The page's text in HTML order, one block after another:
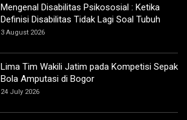
Mengenal Disabilitas Psikososial : Ketika
Definisi Disabilitas Tidak Lagi Soal Tubuh
3 August 2026
Lima Tim Wakili Jatim pada Kompetisi Sepak
Bola Amputasi di Bogor
24 July 2026